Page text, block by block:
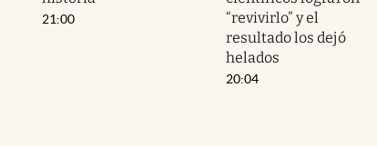
21:00
“revivirlo” y el
resultado los dejó
helados
20:04